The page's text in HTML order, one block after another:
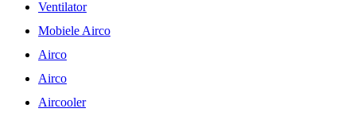
Ventilator
Mobiele Airco
Airco
Airco
Aircooler